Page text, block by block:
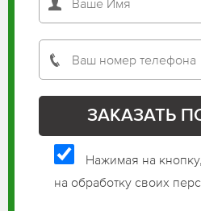
Нажимая на
на обработку своих